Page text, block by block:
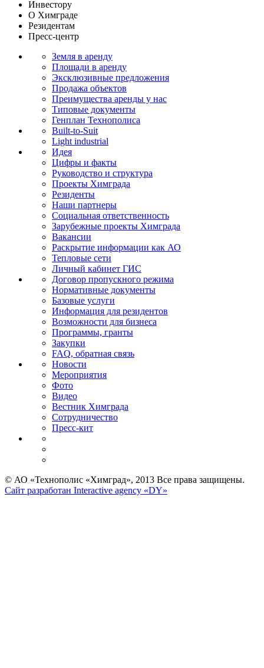
Инвестору
О Химграде
Резидентам
Пресс-центр
Земля в аренду
Площади в аренду
Эксклюзивные предложения
Продажа объектов
Преимущества аренды у нас
Типовые документы
Генплан Технополиса
Built-to-Suit
Light industrial
Идея
Цифры и факты
Руководство и структура
Проекты Химграда
Резиденты
Наши партнеры
Социальная ответственность
Зарубежные проекты Химграда
Вакансии
Раскрытие информации как АО
Тепловые сети
Личный кабинет ГИС
Договор пропускного режима
Нормативные документы
Базовые услуги
Информация для резидентов
Возможности для бизнеса
Программы, гранты
Закупки
FAQ, обратная связь
Новости
Мероприятия
Фото
Видео
Вестник Химграда
Сотрудничество
Пресс-кит
© АО «Технополис «Химград», 2013 Все права защищены.
Сайт разработан Interactive agency «DY»